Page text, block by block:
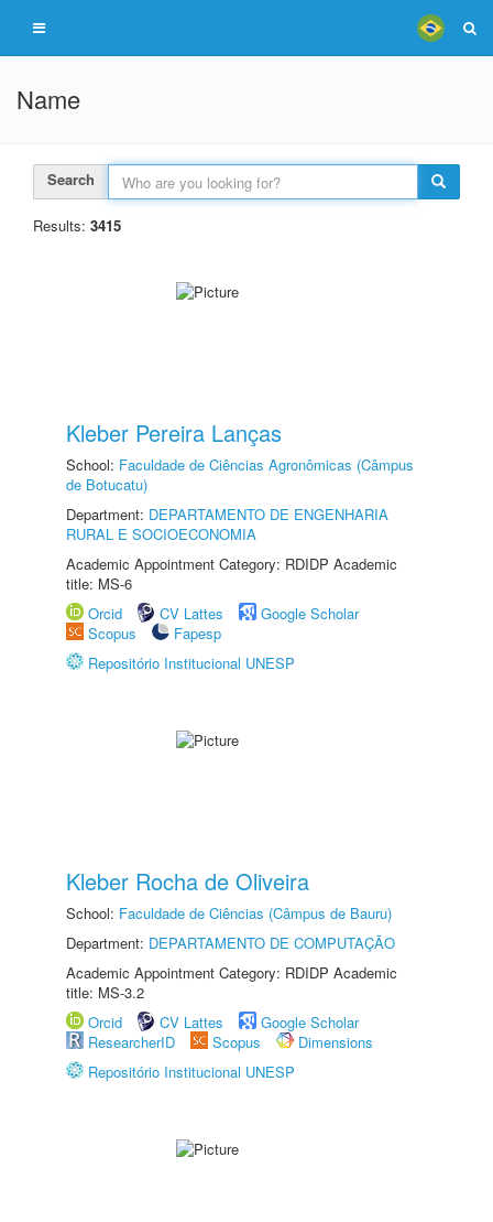
Name
Search
Results: 3415
Kleber Pereira Lanças
School: Faculdade de Ciências Agronômicas (Câmpus
de Botucatu)
Department: DEPARTAMENTO DE ENGENHARIA
RURAL E SOCIOECONOMIA
Academic Appointment Category: RDIDP Academic
title: MS-6
Orcid
CV Lattes
Google Scholar
Scopus
Fapesp
Repositório Institucional UNESP
Kleber Rocha de Oliveira
School: Faculdade de Ciências (Câmpus de Bauru)
Department: DEPARTAMENTO DE COMPUTAÇÃO
Academic Appointment Category: RDIDP Academic
title: MS-3.2
Orcid
CV Lattes
Google Scholar
ResearcherID
Scopus
Dimensions
Repositório Institucional UNESP